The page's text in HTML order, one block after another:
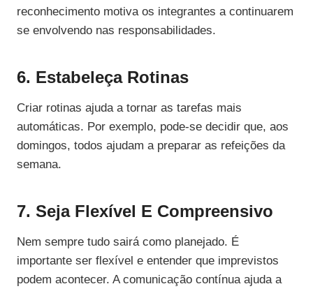
reconhecimento motiva os integrantes a continuarem
se envolvendo nas responsabilidades.
6. Estabeleça Rotinas
Criar rotinas ajuda a tornar as tarefas mais
automáticas. Por exemplo, pode-se decidir que, aos
domingos, todos ajudam a preparar as refeições da
semana.
7. Seja Flexível E Compreensivo
Nem sempre tudo sairá como planejado. É
importante ser flexível e entender que imprevistos
podem acontecer. A comunicação contínua ajuda a